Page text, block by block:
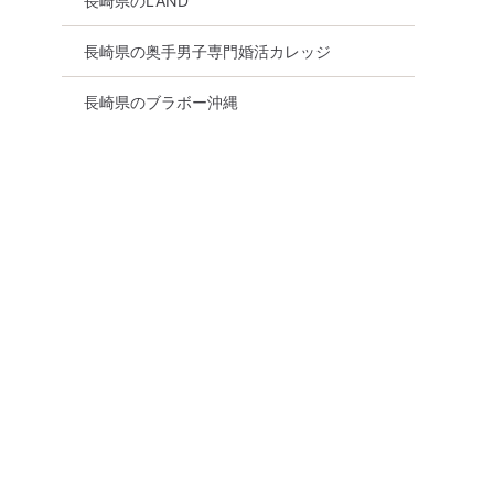
長崎県の奥手男子専門婚活カレッジ
長崎県のブラボー沖縄